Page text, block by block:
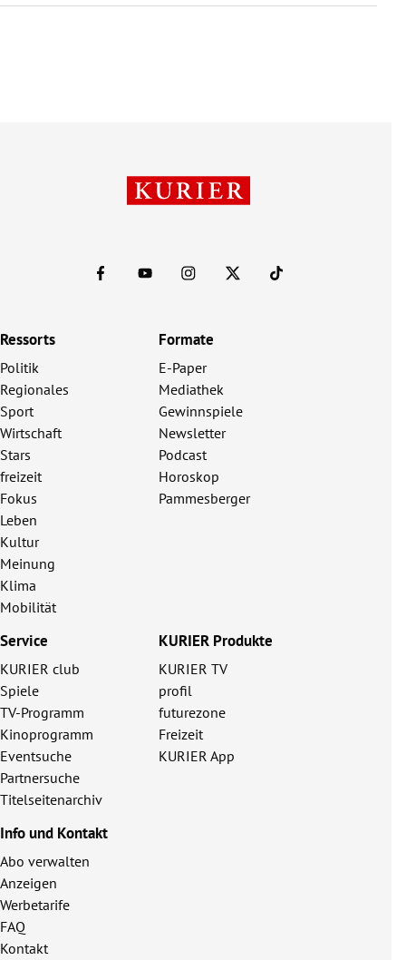
Ressorts
Politik
Regionales
Sport
Wirtschaft
Stars
freizeit
Fokus
Leben
Kultur
Meinung
Klima
Mobilität
Formate
E-Paper
Mediathek
Gewinnspiele
Newsletter
Podcast
Horoskop
Pammesberger
Service
KURIER club
Spiele
TV-Programm
Kinoprogramm
Eventsuche
Partnersuche
Titelseitenarchiv
KURIER Produkte
KURIER TV
profil
futurezone
Freizeit
KURIER App
Info und Kontakt
Abo verwalten
Anzeigen
Werbetarife
FAQ
Kontakt